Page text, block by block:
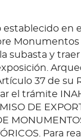
establecido en
Monumentos
subasta y
37 de su
el trámite
DE
Para